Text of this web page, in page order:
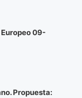
09-
Propuesta: